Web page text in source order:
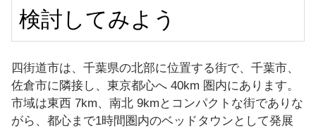
検討してみよう
四街道市は、千葉県の北部に位置する街で、千葉市、
佐倉市に隣接し、東京都心へ 40km 圏内にあります。
市域は東西 7km、南北 9kmとコンパクトな街でありな
がら、都心まで1時間圏内のベッドタウンとして発展